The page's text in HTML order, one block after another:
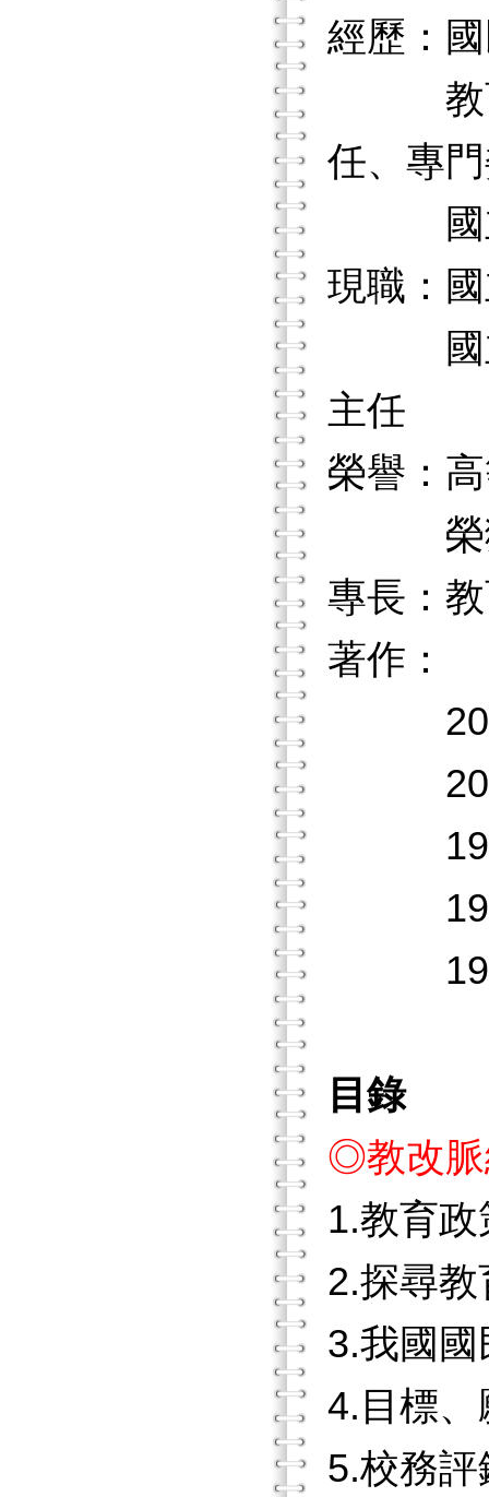
經歷：
教育
任、專
國立
現職：
國立
主任
榮譽：
榮獲
專長：
著作：
2006
2006
1998
1998
1991
目錄
◎教改脈
1.教育
2.探尋
3.我國
4.目標
5.校務